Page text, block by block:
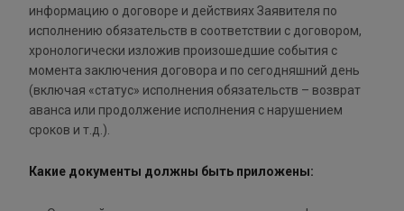
информацию о договоре и действиях Заявителя по
исполнению обязательств в соответствии с договором,
хронологически изложив произошедшие события с
момента заключения договора и по сегодняшний день
(включая «статус» исполнения обязательств – возврат
аванса или продолжение исполнения с нарушением
сроков и т.д.).
Какие документы должны быть приложены: